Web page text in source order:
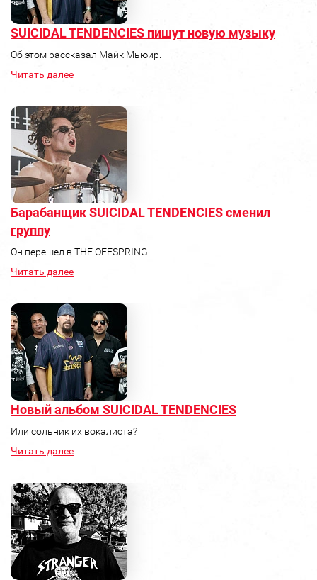
SUICIDAL TENDENCIES пишут новую музыку
Об этом рассказал Майк Мьюир.
Читать далее
Барабанщик SUICIDAL TENDENCIES сменил
группу
Он перешел в THE OFFSPRING.
Читать далее
Новый альбом SUICIDAL TENDENCIES
Или сольник их вокалиста?
Читать далее